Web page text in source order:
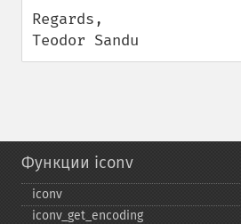
Regards,
Teodor Sandu
Функции iconv
iconv
iconv_​get_​encoding